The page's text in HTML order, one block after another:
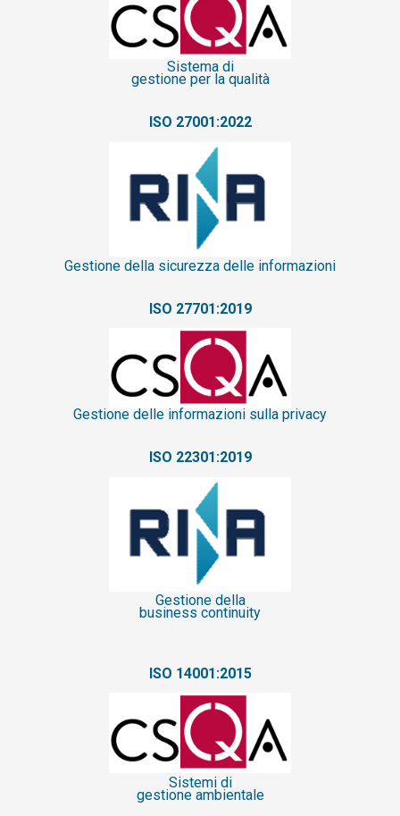
Sistemadi
gestione per la qualità
ISO 27001:2022
Gestione della sicurezza delle informazioni
ISO 27701:2019
Gestione delle informazioni sulla privacy
ISO 22301:2019
Gestione della
business continuity
ISO 14001:2015
Sistemi di
gestione ambientale